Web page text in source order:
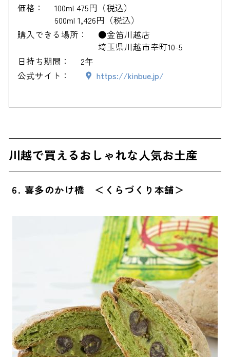
価格：
100ml 475円（税込）
600ml 1,426円（税込）
購入できる場所：
●金笛川越店
埼玉県川越市幸町10-5
日持ち期間：
2年
公式サイト：
https://kinbue.jp/
川越で買えるおしゃれな人気お土産
6. 喜多のかけ橋 ＜くらづくり本舗＞